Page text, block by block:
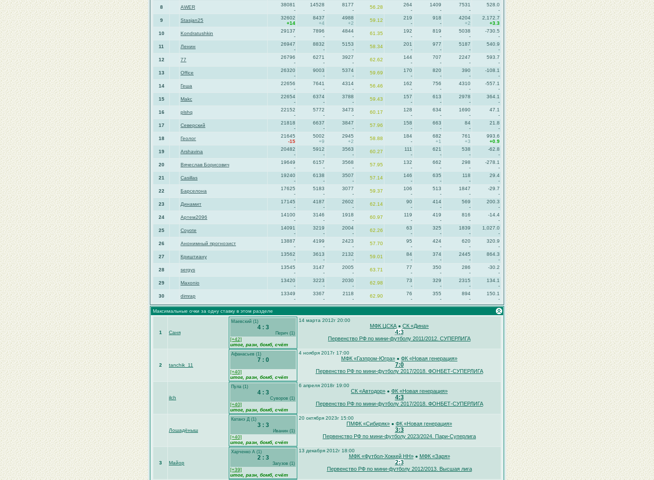
8
AWER
38081
-
14528
-
8177
-
56.28
264
-
1409
-
7531
-
528.0
-
9
Stasjan25
32602
+14
8437
+4
4988
+2
59.12
219
-
918
-
4204
+2
2,172.7
+3.3
10
Kondratushkin
29137
-
7896
-
4844
-
61.35
192
-
819
-
5038
-
-730.5
-
11
Ленин
26947
-
8832
-
5153
-
58.34
201
-
977
-
5187
-
540.9
-
12
77
26796
-
6271
-
3927
-
62.62
144
-
707
-
2247
-
593.7
-
13
Office
26320
-
9003
-
5374
-
59.69
170
-
820
-
390
-
-108.1
-
14
Геша
22656
-
7641
-
4314
-
56.46
162
-
756
-
4310
-
-557.1
-
15
Makc
22654
-
6374
-
3788
-
59.43
157
-
613
-
2978
-
364.1
-
16
plshq
22152
-
5772
-
3473
-
60.17
128
-
634
-
1690
-
47.1
-
17
Северский
21818
-
6637
-
3847
-
57.96
158
-
663
-
84
-
21.8
-
18
Геолог
21645
-15
5002
+9
2945
+2
58.88
184
-
682
+1
761
+3
993.6
+0.9
19
Arshavina
20482
-
5912
-
3563
-
60.27
111
-
621
-
538
-
-62.8
-
20
Вячеслав Борисович
19649
-
6157
-
3568
-
57.95
132
-
662
-
298
-
-278.1
-
21
Casillas
19240
-
6138
-
3507
-
57.14
146
-
635
-
118
-
29.4
-
22
Барселона
17625
-
5183
-
3077
-
59.37
106
-
513
-
1847
-
-29.7
-
23
Динамит
17145
-
4187
-
2602
-
62.14
90
-
414
-
569
-
200.3
-
24
Артем2096
14100
-
3146
-
1918
-
60.97
119
-
419
-
816
-
-14.4
-
25
Coyote
14091
-
3219
-
2004
-
62.26
63
-
325
-
1839
-
1,027.0
-
26
Анонимный прогнозист
13887
-
4199
-
2423
-
57.70
95
-
424
-
620
-
320.9
-
27
Криштиану
13562
-
3613
-
2132
-
59.01
84
-
374
-
2445
-
864.3
-
28
sergys
13545
-
3147
-
2005
-
63.71
77
-
350
-
286
-
-30.2
-
29
Maxonio
13420
-
3223
-
2030
-
62.98
73
-
329
-
2315
-
134.1
-
30
dimrap
13349
-
3367
-
2118
-
62.90
76
-
355
-
894
-
150.1
-
Максимальные очки за одну ставку в этом разделе
1 Саня
Маевский (1)
4 : 3
Перич (1)
[+42]
итог, разн, бомб, счёт
14 марта 2012г 20:00
МФК ЦСКА ● СК «Дина»
4:3
Первенство РФ по мини-футболу 2011/2012. СУПЕРЛИГА
2 tanchik_11
Афанасьев (1)
7 : 0
[+40]
итог, разн, бомб, счёт
4 ноября 2017г 17:00
МФК «Газпром-Югра» ● ФК «Новая генерация»
7:0
Первенство РФ по мини-футболу 2017/2018. ФОНБЕТ-СУПЕРЛИГА
ilch
Пула (1)
4 : 3
Суворов (1)
[+40]
итог, разн, бомб, счёт
6 апреля 2018г 19:00
СК «Автодор» ● ФК «Новая генерация»
4:3
Первенство РФ по мини-футболу 2017/2018. ФОНБЕТ-СУПЕРЛИГА
Лошадёныш
Катанэ Д (1)
3 : 3
Иванин (1)
[+40]
итог, разн, бомб, счёт
20 октября 2023г 15:00
ПМФК «Сибиряк» ● ФК «Новая генерация»
3:3
Первенство РФ по мини-футболу 2023/2024. Пари-Суперлига
3 Майор
Харченко А (1)
2 : 3
Загузов (1)
[+39]
итог, разн, бомб, счёт
13 декабря 2012г 18:00
МФК «Футбол-Хоккей НН»● МФК «Заря»
2:3
Первенство РФ по мини-футболу 2012/2013. Высшая лига